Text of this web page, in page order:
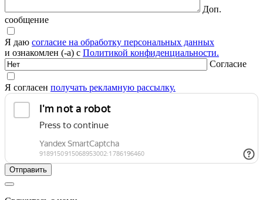
Доп.
сообщение
Я даю согласие на обработку персональных данных
и ознакомлен (-а) с Политикой конфиденциальности.
Согласие
Я согласен получать рекламную рассылку.